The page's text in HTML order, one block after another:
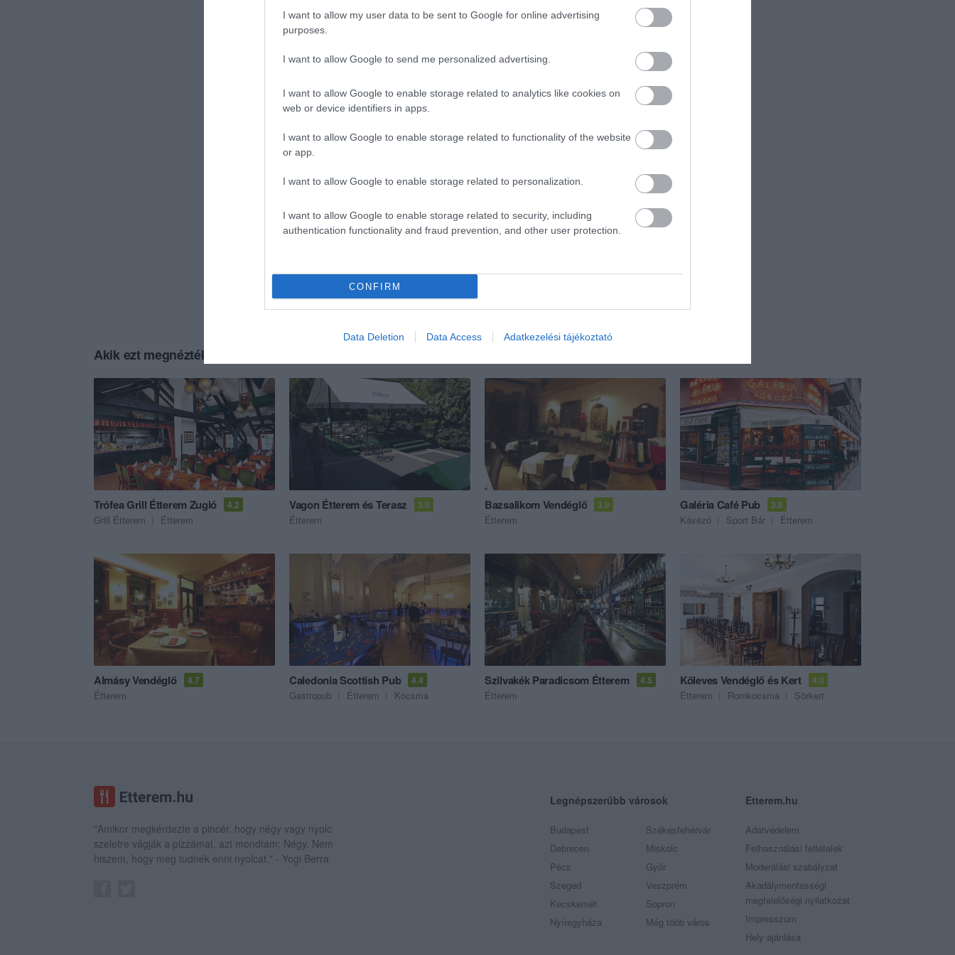
I want to allow my user data to be sent to Google for online advertising
purposes.
I want to allow Google to send me personalized advertising.
I want to allow Google to enable storage related to analytics like cookies on
web or device identifiers in apps.
I want to allow Google to enable storage related to functionality of the website
or app.
I want to allow Google to enable storage related to personalization.
I want to allow Google to enable storage related to security, including
authentication functionality and fraud prevention, and other user protection.
CONFIRM
Data Deletion Data Access Adatkezelési tájékoztató
Akik ezt megnézték, ezeket is megnézték...
Trófea Grill Étterem Zugló 4.2
Grill Étterem Étterem
Vagon Étterem és Terasz 3.8
Étterem
Bazsalikom Vendéglő 3.9
Étterem
Galéria Café Pub 3.8
Kávézó Sport Bár Étterem
Almásy Vendéglő 4.7
Étterem
Caledonia Scottish Pub 4.4
Gastropub Étterem Kocsma
Szilvakék Paradicsom Étterem 4.5
Étterem
Kőleves Vendéglő és Kert 4.0
Étterem Romkocsma Sörkert
"Amikor megkérdezte a pincér, hogy négy vagy nyolc
szeletre vágják a pizzámat, azt mondtam; Négy. Nem
hiszem, hogy meg tudnék enni nyolcat." - Yogi Berra
Legnépszerűbb városok
Budapest
Debrecen
Pécs
Szeged
Kecskemét
Nyíregyháza
Székesfehérvár
Miskolc
Győr
Veszprém
Sopron
Még több város
Etterem.hu
Adatvédelem
Felhasználási feltételek
Moderálási szabályzat
Akadálymentességi
megfelelőségi nyilatkozat
Impresszum
Hely ajánlása